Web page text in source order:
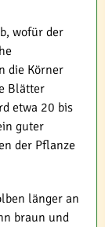
wofür der
die Körner
Blätter
etwa 20 bis
guter
der Pflanze
länger an
braun und